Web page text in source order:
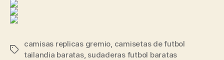
Etiquetas
camisas replicas gremio camisetas de futbol
tailandia baratas, sudaderas futbol baratas